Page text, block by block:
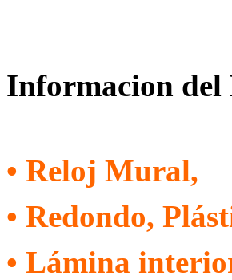
Informacion del
• Reloj Mural,
• Redondo,
• Lámina